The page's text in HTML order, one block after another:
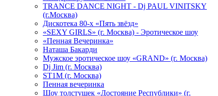
TRANCE DANCE NIGHT - Dj PAUL VINITSKY
(г.Москва)
Дискотека 80-х «Пять звёзд»
«SEXY GIRLS» (г. Москва) - Эротическое шоу
«Пенная Вечеринка»
Hаташа Бакарди
Мужское эротическое шоу «GRAND» (г. Москва)
Dj Jim (г. Москва)
ST1M (г. Москва)
Пенная вечеринка
Шоу толстушек «Достояние Республики» (г.